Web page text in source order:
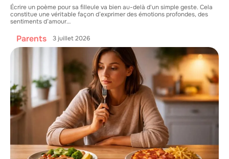
Écrire un poème pour sa filleule va bien au-delà d'un simple geste. Cela
constitue une véritable façon d’exprimer des émotions profondes, des
sentiments d’amour…
Parents 3 juillet 2026